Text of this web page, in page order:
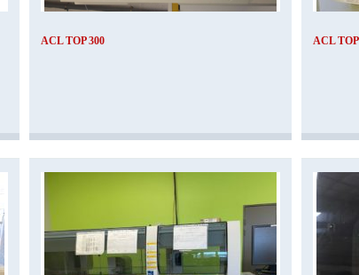
ACL TOP 300 ACL